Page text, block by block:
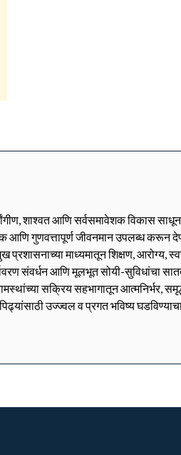
शाश्वत आणि सर्वसमावेशक विकास
आणि गुणवत्तापूर्ण जीवनमान उपलब्ध करून
प्रशासनाच्या माध्यमातून शिक्षण, आरोग्य,
संवर्धन आणि मूलभूत सोयी-सुविधांचा
सक्रिय सहभागातून आत्मनिर्भर,
उज्ज्वल व प्रगत भविष्य